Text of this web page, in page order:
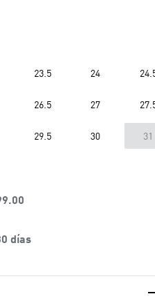
23.5 24
26.5 27
29.5 30 31
días